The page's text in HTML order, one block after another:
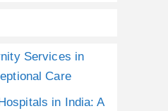
Services in
Care
in India: A